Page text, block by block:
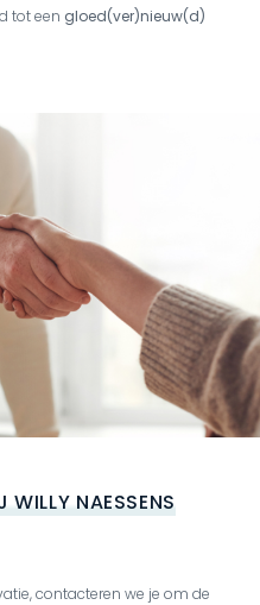
tot een gloed(ver)nieuw(d)
WILLY NAESSENS
contacteren we je om de